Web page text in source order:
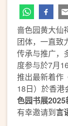
啬色园黄大仙
团体，一直致
传承与推广，
度参与於7月
推出最新着作
18日）於香港
色园书展2025
有幸邀请到言